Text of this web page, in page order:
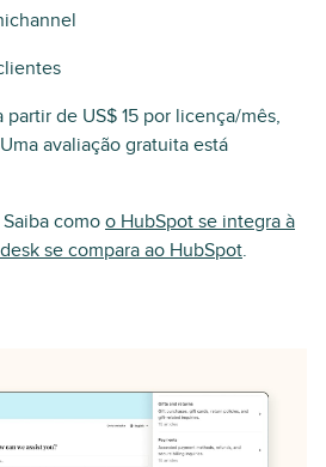
partir de US$ 15 por licença/mês,
avaliação gratuita está
Saiba como o HubSpot se integra à
se compara ao HubSpot.